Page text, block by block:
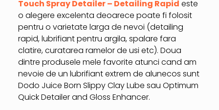
Touch Spray Detailer – Detailing Rapid este
o alegere excelenta deoarece poate fi folosit
pentru o varietate larga de nevoi (detailing
rapid, lubrifiant pentru argila, spalare fara
clatire, curatarea ramelor de usi etc). Doua
dintre produsele mele favorite atunci cand am
nevoie de un lubrifiant extrem de alunecos sunt
Dodo Juice Born Slippy Clay Lube sau Optimum
Quick Detailer and Gloss Enhancer.